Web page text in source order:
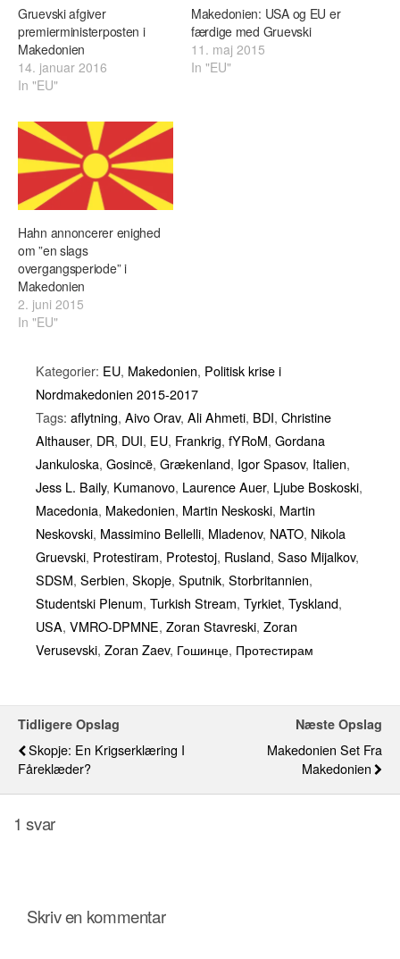
Gruevski afgiver
premierministerposten i
Makedonien
14. januar 2016
In "EU"
Makedonien: USA og EU er
færdige med Gruevski
11. maj 2015
In "EU"
Hahn annoncerer enighed
om ”en slags
overgangsperiode” i
Makedonien
2. juni 2015
In "EU"
Kategorier: EU, Makedonien, Politisk krise i
Nordmakedonien 2015-2017
Tags: aflytning, Aivo Orav, Ali Ahmeti, BDI, Christine
Althauser, DR, DUI, EU, Frankrig, fYRoM, Gordana
Jankuloska, Gosincë, Grækenland, Igor Spasov, Italien,
Jess L. Baily, Kumanovo, Laurence Auer, Ljube Boskoski,
Macedonia, Makedonien, Martin Neskoski, Martin
Neskovski, Massimino Bellelli, Mladenov, NATO, Nikola
Gruevski, Protestiram, Protestoj, Rusland, Saso Mijalkov,
SDSM, Serbien, Skopje, Sputnik, Storbritannien,
Studentski Plenum, Turkish Stream, Tyrkiet, Tyskland,
USA, VMRO-DPMNE, Zoran Stavreski, Zoran
Verusevski, Zoran Zaev, Гошинце, Протестирам
Tidligere Opslag
Skopje: En Krigserklæring I
Fåreklæder?
Næste Opslag
Makedonien Set Fra
Makedonien
1 svar
Skriv en kommentar